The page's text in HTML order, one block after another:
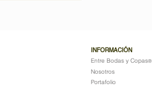
INFORMACIÓN
Entre Bodas y Copas®
Nosotros
Portafolio